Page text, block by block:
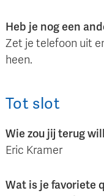
Heb je nog een
Zet je telefoon uit
heen.
Tot slot
Wie zou jij terug
Eric Kramer
Wat is je favoriete